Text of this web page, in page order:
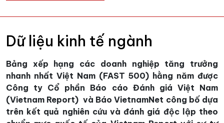
Dữ liệu kinh tế ngành
Bảng xếp hạng các doanh nghiệp tăng trưởng
nhanh nhất Việt Nam (FAST 500) hằng năm được
Công ty Cổ phần Báo cáo Đánh giá Việt Nam
(Vietnam Report) và Báo VietnamNet công bố dựa
trên kết quả nghiên cứu và đánh giá độc lập theo